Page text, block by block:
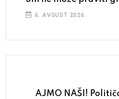
mogu pokrenuti
6. AVGUST 2026.
AJMO NAŠI!